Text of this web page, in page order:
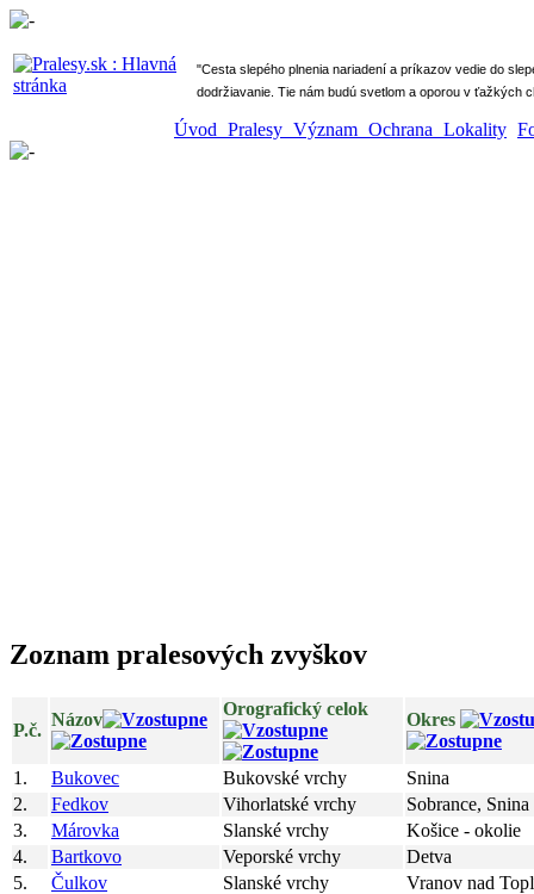
" Cesta slepého plnenia nariadení a príkazov vedie do
dodržiavanie. Tie nám budú svetlom a oporou v ťažkých
Úvod Pralesy Význam Ochrana Lokality
Zoznam pralesových zvyškov
P.č.
Názov
Orografický celok
Okres
1. Bukovec Bukovské vrchy
Snina
2.
Fedkov Vihorlatské vrchy
Sobrance, Snina
3.
Márovka Slanské vrchy
Košice - okolie
4.
Bartkovo Veporské vrchy
Detva
5.
Čulkov Slanské vrchy
Vranov nad